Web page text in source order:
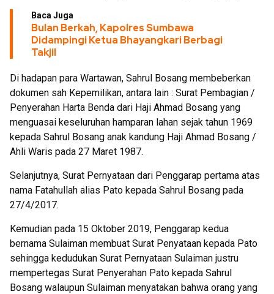
Baca Juga
Bulan Berkah, Kapolres Sumbawa
Didampingi Ketua Bhayangkari Berbagi
Takjil
Di hadapan para Wartawan, Sahrul Bosang membeberkan
dokumen sah Kepemilikan, antara lain : Surat Pembagian /
Penyerahan Harta Benda dari Haji Ahmad Bosang yang
menguasai keseluruhan hamparan lahan sejak tahun 1969
kepada Sahrul Bosang anak kandung Haji Ahmad Bosang /
Ahli Waris pada 27 Maret 1987.
Selanjutnya, Surat Pernyataan dari Penggarap pertama atas
nama Fatahullah alias Pato kepada Sahrul Bosang pada
27/4/2017.
Kemudian pada 15 Oktober 2019, Penggarap kedua
bernama Sulaiman membuat Surat Penyataan kepada Pato
sehingga kedudukan Surat Pernyataan Sulaiman justru
mempertegas Surat Penyerahan Pato kepada Sahrul
Bosang walaupun Sulaiman menyatakan bahwa orang yang